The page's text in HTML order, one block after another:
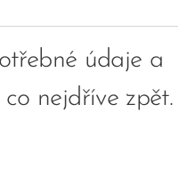
údaje a
nejdříve zpět.